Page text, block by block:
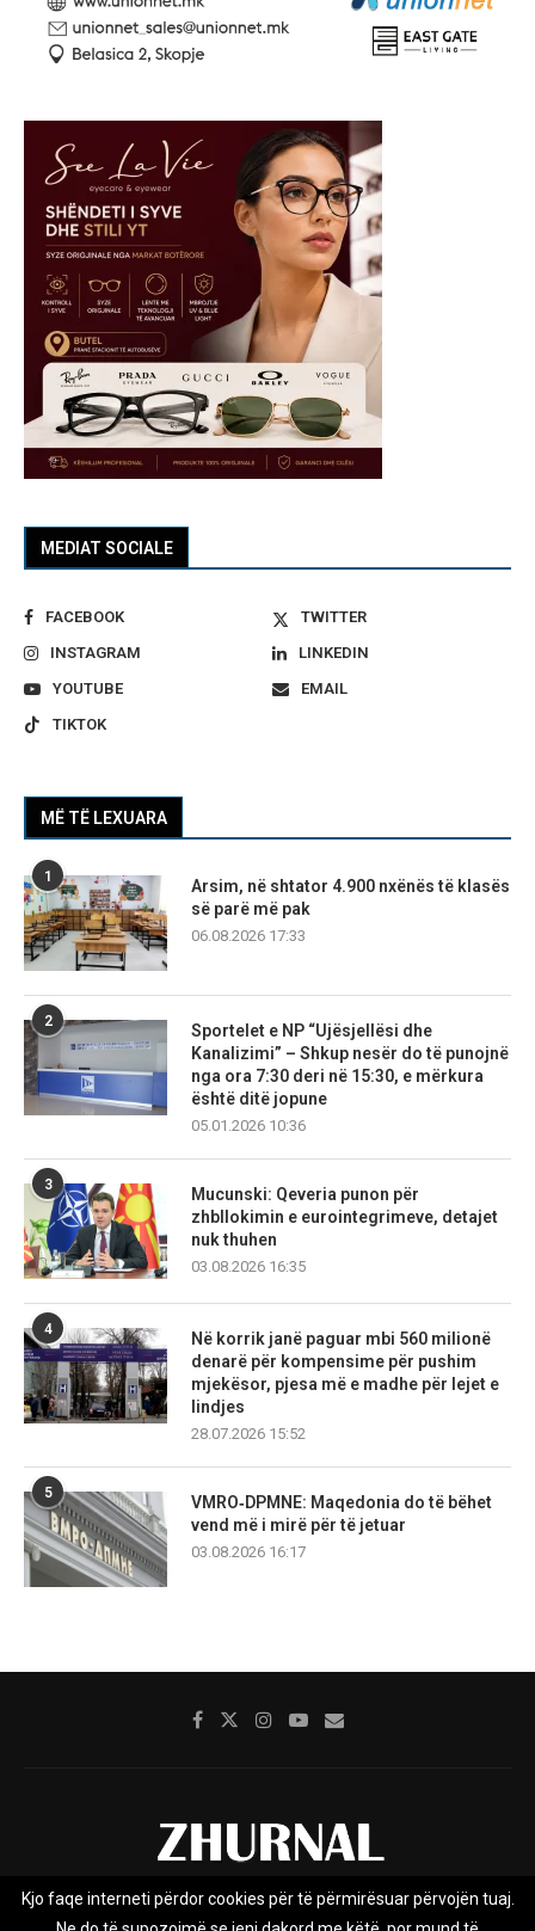
MEDIAT SOCIALE
FACEBOOK
TWITTER
INSTAGRAM
LINKEDIN
YOUTUBE
EMAIL
TIKTOK
MË TË LEXUARA
1
Arsim, në shtator 4.900 nxënës të klasës
së parë më pak
06.08.2026 17:33
2
Sportelet e NP “Ujësjellësi dhe
Kanalizimi” – Shkup nesër do të punojnë
nga ora 7:30 deri në 15:30, e mërkura
është ditë jopune
05.01.2026 10:36
3
Mucunski: Qeveria punon për
zhbllokimin e eurointegrimeve, detajet
nuk thuhen
03.08.2026 16:35
4
Në korrik janë paguar mbi 560 milionë
denarë për kompensime për pushim
mjekësor, pjesa më e madhe për lejet e
lindjes
28.07.2026 15:52
5
VMRO‑DPMNE: Maqedonia do të bëhet
vend më i mirë për të jetuar
03.08.2026 16:17
Rreth nesh Impresumi Marketing
Kjo faqe interneti përdor cookies për të përmirësuar përvojën tuaj.